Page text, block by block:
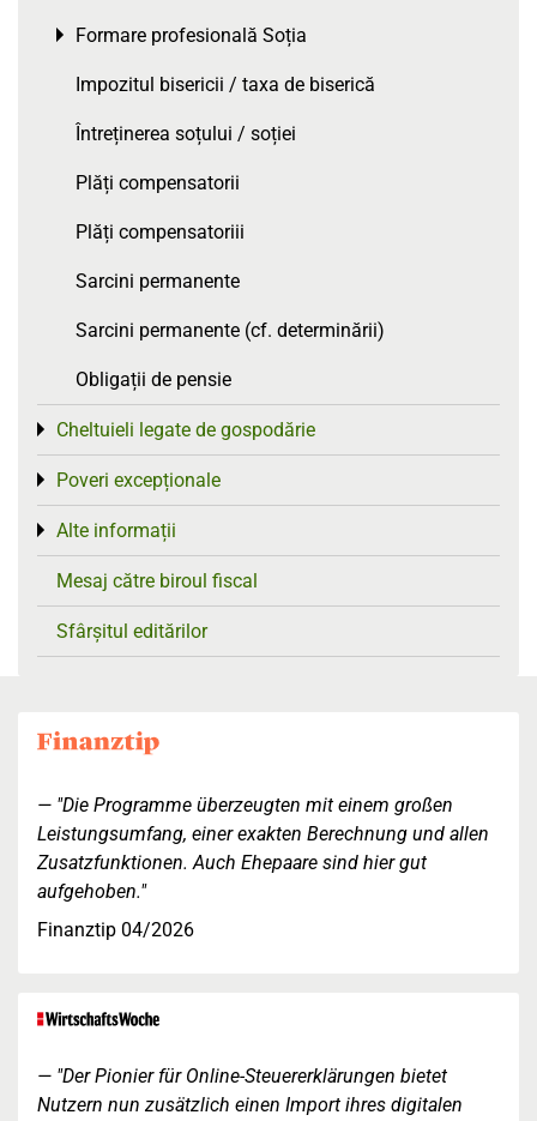
Formare profesională Soția
Toggle menu
Impozitul bisericii / taxa de biserică
Întreținerea soțului / soției
Plăți compensatorii
Plăți compensatoriii
Sarcini permanente
Sarcini permanente (cf. determinării)
Obligații de pensie
Cheltuieli legate de gospodărie
Toggle menu
Poveri excepționale
Toggle menu
Alte informații
Toggle menu
Mesaj către biroul fiscal
Sfârșitul editărilor
"Die Programme überzeugten mit einem großen
Leistungsumfang, einer exakten Berechnung und allen
Zusatzfunktionen. Auch Ehepaare sind hier gut
aufgehoben."
Finanztip 04/2026
"Der Pionier für Online-Steuererklärungen bietet
Nutzern nun zusätzlich einen Import ihres digitalen